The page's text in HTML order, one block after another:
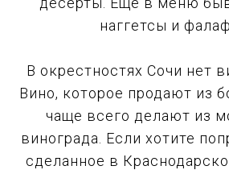
наггетсы и
В окрестностях Сочи нет
Вино, которое продают из
чаще всего делают из
винограда. Если хотите
сделанное в